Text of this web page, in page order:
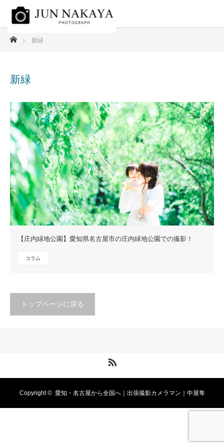
ホーム
新緑
新緑
【庄内緑地公園】愛知県名古屋市の庄内緑地公園での撮影！
コラム
トップページに戻る
Copyright © 愛知・名古屋から全国へ｜出張撮影カメラマン｜中屋隼